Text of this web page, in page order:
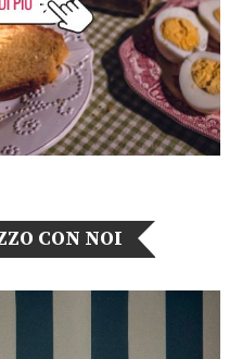
CON NOI